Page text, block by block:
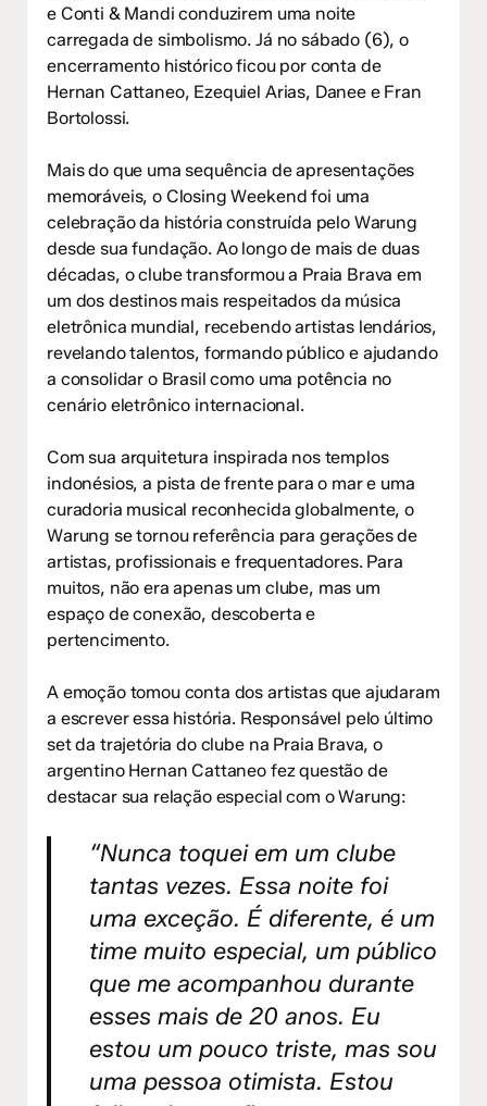
e Conti & Mandi conduzirem uma noite
carregada de simbolismo. Já no sábado (6), o
encerramento histórico ficou por conta de
Hernan Cattaneo, Ezequiel Arias, Danee e Fran
Bortolossi.
Mais do que uma sequência de apresentações
memoráveis, o Closing Weekend foi uma
celebração da história construída pelo Warung
desde sua fundação. Ao longo de mais de duas
décadas, o clube transformou a Praia Brava em
um dos destinos mais respeitados da música
eletrônica mundial, recebendo artistas lendários,
revelando talentos, formando público e ajudando
a consolidar o Brasil como uma potência no
cenário eletrônico internacional.
Com sua arquitetura inspirada nos templos
indonésios, a pista de frente para o mar e uma
curadoria musical reconhecida globalmente, o
Warung se tornou referência para gerações de
artistas, profissionais e frequentadores. Para
muitos, não era apenas um clube, mas um
espaço de conexão, descoberta e
pertencimento.
A emoção tomou conta dos artistas que ajudaram
a escrever essa história. Responsável pelo último
set da trajetória do clube na Praia Brava, o
argentino Hernan Cattaneo fez questão de
destacar sua relação especial com o Warung:
“Nunca toquei em um clube
tantas vezes. Essa noite foi
uma exceção. É diferente, é um
time muito especial, um público
que me acompanhou durante
esses mais de 20 anos. Eu
estou um pouco triste, mas sou
uma pessoa otimista. Estou